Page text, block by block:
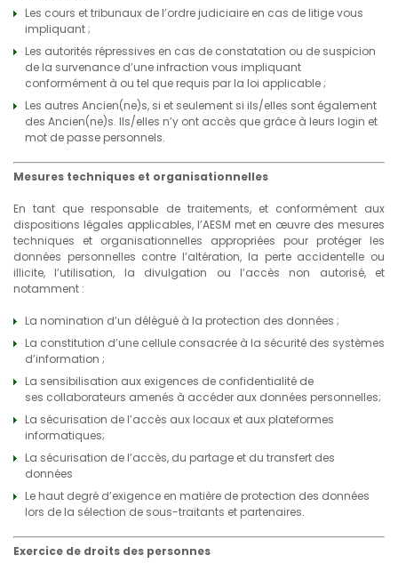
Les cours et tribunaux de l’ordre judiciaire en cas de litige vous
impliquant ;
Les autorités répressives en cas de constatation ou de suspicion
de la survenance d’une infraction vous impliquant
conformément à ou tel que requis par la loi applicable ;
Les autres Ancien(ne)s, si et seulement si ils/elles sont également
des Ancien(ne)s. Ils/elles n’y ont accès que grâce à leurs login et
mot de passe personnels.
Mesures techniques et organisationnelles
En tant que responsable de traitements, et conformément aux
dispositions légales applicables, l’AESM met en œuvre des mesures
techniques et organisationnelles appropriées pour protéger les
données personnelles contre l’altération, la perte accidentelle ou
illicite, l’utilisation, la divulgation ou l’accès non autorisé, et
notamment :
La nomination d’un délégué à la protection des données ;
La constitution d’une cellule consacrée à la sécurité des systèmes
d’information ;
La sensibilisation aux exigences de confidentialité de
ses collaborateurs amenés à accéder aux données personnelles;
La sécurisation de l’accès aux locaux et aux plateformes
informatiques;
La sécurisation de l’accès, du partage et du transfert des
données
Le haut degré d’exigence en matière de protection des données
lors de la sélection de sous-traitants et partenaires.
Exercice de droits des personnes